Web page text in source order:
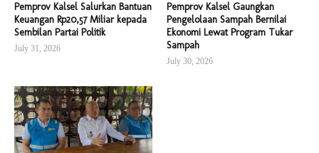
Pemprov Kalsel Salurkan Bantuan
Keuangan Rp20,57 Miliar kepada
Sembilan Partai Politik
July 31, 2026
Pemprov Kalsel Gaungkan
Pengelolaan Sampah Bernilai
Ekonomi Lewat Program Tukar
Sampah
July 30, 2026